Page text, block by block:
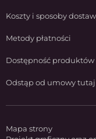
Koszty i sposoby
Metody płatności
Dostępność produktów
Odstąp od umowy tutaj
Mapa strony